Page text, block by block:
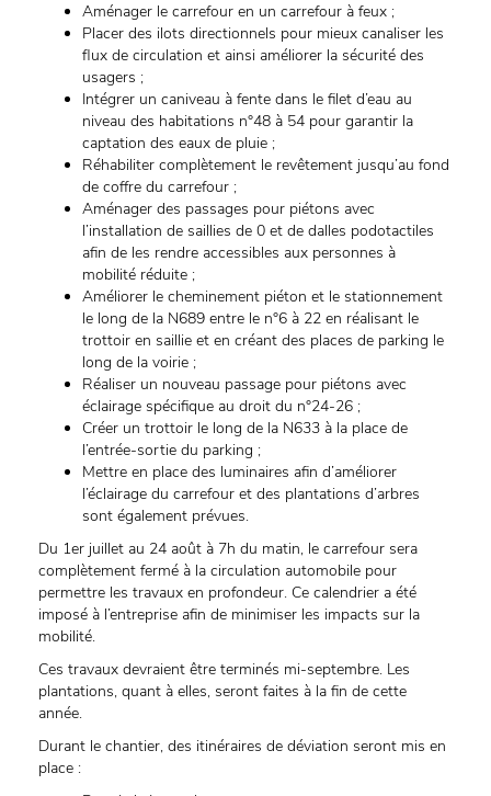
Aménager le carrefour en un carrefour à feux ;
Placer des ilots directionnels pour mieux canaliser les
flux de circulation et ainsi améliorer la sécurité des
usagers ;
Intégrer un caniveau à fente dans le filet d’eau au
niveau des habitations n°48 à 54 pour garantir la
captation des eaux de pluie ;
Réhabiliter complètement le revêtement jusqu’au fond
de coffre du carrefour ;
Aménager des passages pour piétons avec
l’installation de saillies de 0 et de dalles podotactiles
afin de les rendre accessibles aux personnes à
mobilité réduite ;
Améliorer le cheminement piéton et le stationnement
le long de la N689 entre le n°6 à 22 en réalisant le
trottoir en saillie et en créant des places de parking le
long de la voirie ;
Réaliser un nouveau passage pour piétons avec
éclairage spécifique au droit du n°24-26 ;
Créer un trottoir le long de la N633 à la place de
l’entrée-sortie du parking ;
Mettre en place des luminaires afin d’améliorer
l’éclairage du carrefour et des plantations d’arbres
sont également prévues.
Du 1er juillet au 24 août à 7h du matin, le carrefour sera
complètement fermé à la circulation automobile pour
permettre les travaux en profondeur. Ce calendrier a été
imposé à l’entreprise afin de minimiser les impacts sur la
mobilité.
Ces travaux devraient être terminés mi-septembre. Les
plantations, quant à elles, seront faites à la fin de cette
année.
Durant le chantier, des itinéraires de déviation seront mis en
place :